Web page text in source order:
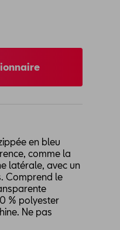
en bleu
comme la
latérale, avec un
Comprend le
% polyester
Ne pas